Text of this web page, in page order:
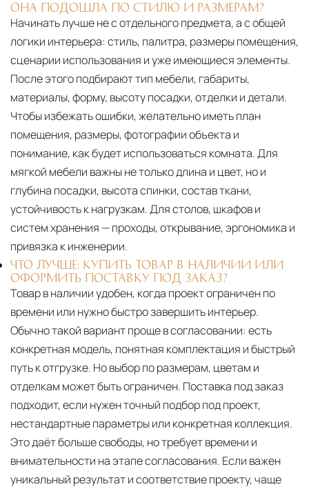
ОНА ПОДОШЛА ПО СТИЛЮ И РАЗМЕРАМ?
Начинать лучше не с отдельного предмета, а с общей
логики интерьера: стиль, палитра, размеры помещения,
сценарии использования и уже имеющиеся элементы.
После этого подбирают тип мебели, габариты,
материалы, форму, высоту посадки, отделки и детали.
Чтобы избежать ошибки, желательно иметь план
помещения, размеры, фотографии объекта и
понимание, как будет использоваться комната. Для
мягкой мебели важны не только длина и цвет, но и
глубина посадки, высота спинки, состав ткани,
устойчивость к нагрузкам. Для столов, шкафов и
систем хранения — проходы, открывание, эргономика и
привязка к инженерии.
ЧТО ЛУЧШЕ: КУПИТЬ ТОВАР В НАЛИЧИИ ИЛИ
ОФОРМИТЬ ПОСТАВКУ ПОД ЗАКАЗ?
Товар в наличии удобен, когда проект ограничен по
времени или нужно быстро завершить интерьер.
Обычно такой вариант проще в согласовании: есть
конкретная модель, понятная комплектация и быстрый
путь к отгрузке. Но выбор по размерам, цветам и
отделкам может быть ограничен. Поставка под заказ
подходит, если нужен точный подбор под проект,
нестандартные параметры или конкретная коллекция.
Это даёт больше свободы, но требует времени и
внимательности на этапе согласования. Если важен
уникальный результат и соответствие проекту, чаще